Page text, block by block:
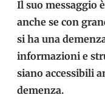
Il suo messaggio
anche se con
si ha una
informazioni e
siano accessibili
demenza.